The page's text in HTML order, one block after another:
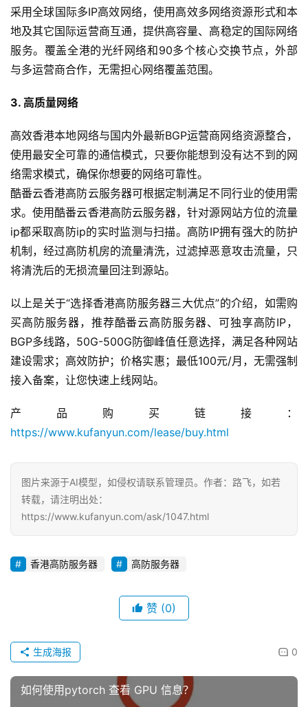
首
产
品
与
服
互
网
动
态
关
采用全球国际多IP高效网络，使用高效多网络资源形式和本
地及其它国际运营商互通，提供高容量、高稳定的国际网络
服务。覆盖全港的光纤网络和90多个核心交换节点，外部
与多运营商合作，无需担心网络覆盖范围。
3. 高质量网络
高效香港本地网络与国内外最新BGP运营商网络资源整合，
使用最安全可靠的通信模式，只要你能想到没有达不到的网
络需求模式，确保你想要的网络可靠性。
酷番云香港高防云服务器可根据定制满足不同行业的使用需
求。使用酷番云香港高防云服务器，针对源网站方位的流量
ip都采取高防ip的实时监测与扫描。高防IP拥有强大的防护
机制，经过高防机房的流量清洗，过滤掉恶意攻击流量，只
将清洗后的无损流量回注到源站。
以上是关于“选择香港高防服务器三大优点”的介绍，如需购
买高防服务器，推荐酷番云高防服务器、可独享高防IP，
BGP多线路，50G-500G防御峰值任意选择，满足各种网站
建设需求；高效防护；价格实惠；最低100元/月，无需强制
接入备案，让您快速上线网站。
产品购买链接：
https://www.kufanyun.com/lease/buy.html
图片来源于AI模型，如侵权请联系管理员。作者：路飞，如若
转载，请注明出处：
https://www.kufanyun.com/ask/1047.html
香港高防服务器 高防服务器
赞 (0)
0
生成海报
如何使用pytorch 查看 GPU 信息？